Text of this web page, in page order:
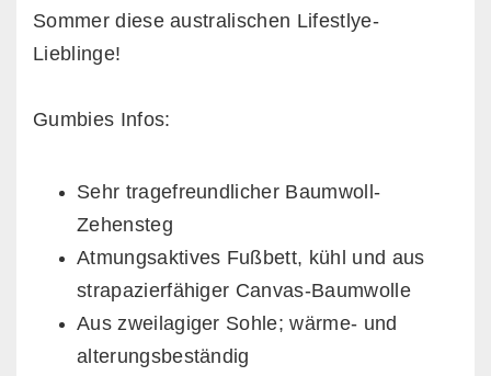
Sommer diese australischen Lifestlye-
Lieblinge!
Gumbies Infos:
Sehr tragefreundlicher Baumwoll-
Zehensteg
Atmungsaktives Fußbett, kühl und aus
strapazierfähiger Canvas-Baumwolle
Aus zweilagiger Sohle; wärme- und
alterungsbeständig